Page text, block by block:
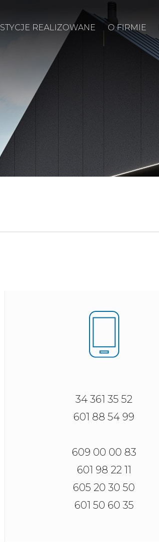
REALIZOWANE O FIRMIE
34 361 35 52
601 88 54 99
609 00 00 83
601 98 22 11
605 20 30 50
601 50 60 35